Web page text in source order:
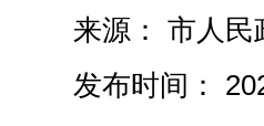
来源： 市人民
发布时间：